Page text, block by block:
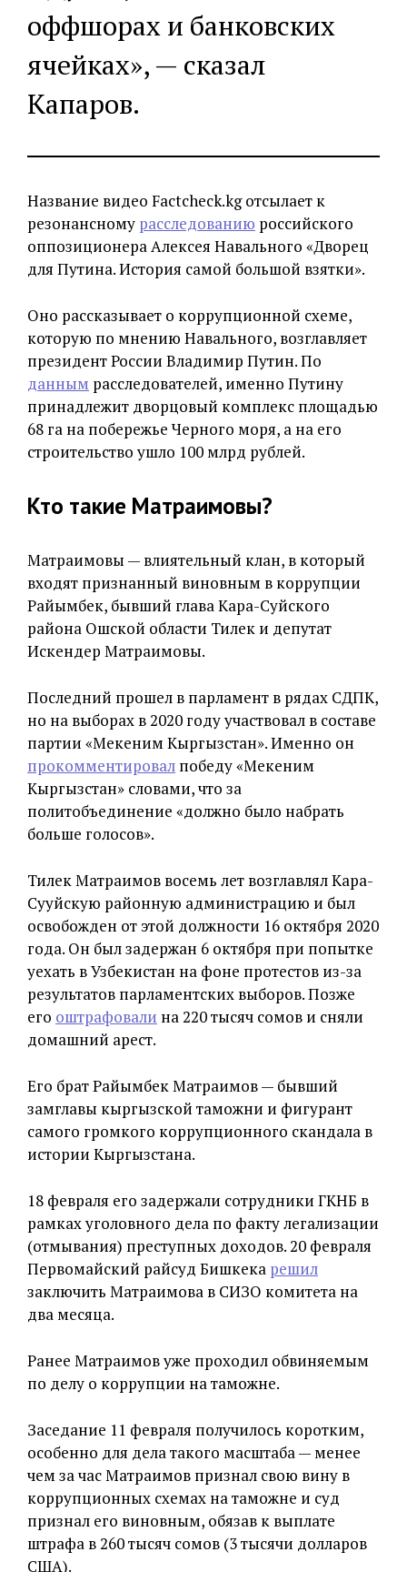
оффшорах и банковских
ячейках», — сказал
Капаров.
Название видео Factcheck.kg отсылает к
резонансному расследованию российского
оппозиционера Алексея Навального «Дворец
для Путина. История самой большой взятки».
Оно рассказывает о коррупционной схеме,
которую по мнению Навального, возглавляет
президент России Владимир Путин. По
данным расследователей, именно Путину
принадлежит дворцовый комплекс площадью
68 га на побережье Черного моря, а на его
строительство ушло 100 млрд рублей.
Кто такие Матраимовы?
Матраимовы — влиятельный клан, в который
входят признанный виновным в коррупции
Райымбек, бывший глава Кара-Суйского
района Ошской области Тилек и депутат
Искендер Матраимовы.
Последний прошел в парламент в рядах СДПК,
но на выборах в 2020 году участвовал в составе
партии «Мекеним Кыргызстан». Именно он
прокомментировал победу «Мекеним
Кыргызстан» словами, что за
политобъединение «должно было набрать
больше голосов».
Тилек Матраимов восемь лет возглавлял Кара-
Сууйскую районную администрацию и был
освобожден от этой должности 16 октября 2020
года. Он был задержан 6 октября при попытке
уехать в Узбекистан на фоне протестов из-за
результатов парламентских выборов. Позже
его оштрафовали на 220 тысяч сомов и сняли
домашний арест.
Его брат Райымбек Матраимов — бывший
замглавы кыргызской таможни и фигурант
самого громкого коррупционного скандала в
истории Кыргызстана.
18 февраля его задержали сотрудники ГКНБ в
рамках уголовного дела по факту легализации
(отмывания) преступных доходов. 20 февраля
Первомайский райсуд Бишкека решил
заключить Матраимова в СИЗО комитета на
два месяца.
Ранее Матраимов уже проходил обвиняемым
по делу о коррупции на таможне.
Заседание 11 февраля получилось коротким,
особенно для дела такого масштаба — менее
чем за час Матраимов признал свою вину в
коррупционных схемах на таможне и суд
признал его виновным, обязав к выплате
штрафа в 260 тысяч сомов (3 тысячи долларов
США).